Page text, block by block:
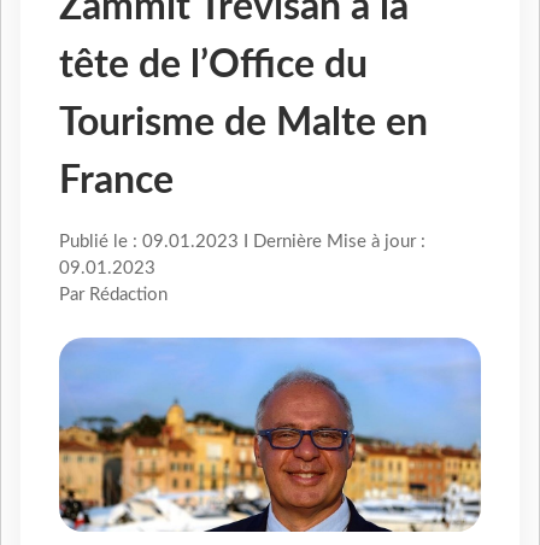
tête de l’Office du
Tourisme de Malte en
France
Publié le : 09.01.2023 I Dernière Mise à jour :
09.01.2023
Par Rédaction